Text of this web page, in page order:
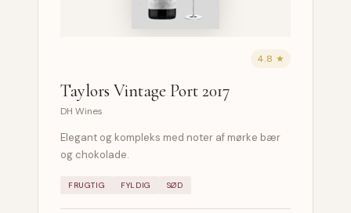
4.8 ★
Taylors Vintage Port 2017
DH Wines
Elegant og kompleks med noter af mørke bær
og chokolade.
FRUGTIG FYLDIG SØD